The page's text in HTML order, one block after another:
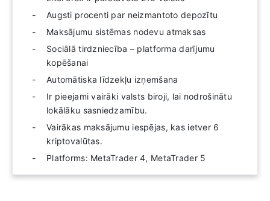
Augsti procenti par neizmantoto depozītu
Maksājumu sistēmas nodevu atmaksas
Sociālā tirdzniecība – platforma darījumu
kopēšanai
Automātiska līdzekļu izņemšana
Ir pieejami vairāki valsts biroji, lai nodrošinātu
lokālāku sasniedzamību.
Vairākas maksājumu iespējas, kas ietver 6
kriptovalūtas.
Platforms: MetaTrader 4, MetaTrader 5